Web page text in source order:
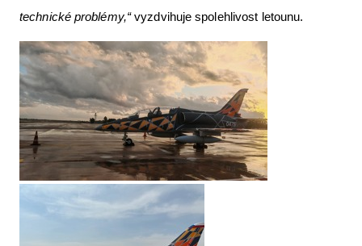
technické problémy,“vyzdvihuje spolehlivost letounu.